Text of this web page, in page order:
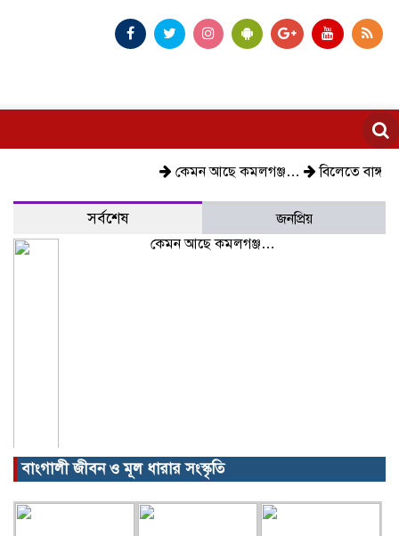
কেমন আছে কমলগঞ্জ… বিলেতে বাঙ্গালী…
সর্বশেষ
জনপ্রিয়
কেমন আছে কমলগঞ্জ…
বাংগালী জীবন ও মূল ধারার সংস্কৃতি